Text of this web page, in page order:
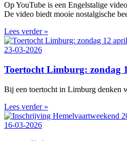
Op YouTube is een Engelstalige
De video biedt mooie nostalgische
Lees verder »
23-03-2026
Toertocht Limburg: zondag
Bij een toertocht in Limburg denken
Lees verder »
16-03-2026